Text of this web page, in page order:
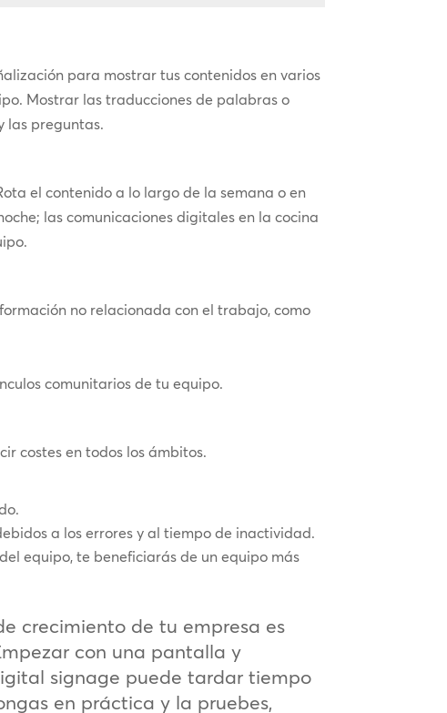
para mostrar tus contenidos en varios
Mostrar las traducciones de palabras o
las preguntas.
el contenido a lo largo de la semana o en
las comunicaciones digitales en la cocina
no relacionada con el trabajo, como
comunitarios de tu equipo.
costes en todos los ámbitos.
a los errores y al tiempo de inactividad.
equipo, te beneficiarás de un equipo más
crecimiento de tu empresa es
con una pantalla y
signage puede tardar tiempo
en práctica y la pruebes,